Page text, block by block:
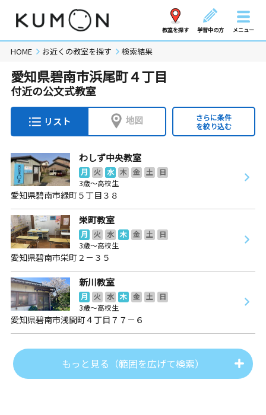
教室を探す 学習中の方 メニュー
HOME お近くの教室を探す 検索結果
愛知県碧南市浜尾町４丁目
付近の公文式教室
リスト 地図
さらに条件
を絞り込む
わしず中央教室
月 火 水 木 金 土
日
3歳～高校生
愛知県碧南市緑町５丁目３８
栄町教室
月 火 水 木 金 土
日
3歳～高校生
愛知県碧南市栄町２－３５
新川教室
月 火 水 木 金 土
日
3歳～高校生
愛知県碧南市浅間町４丁目７７－６
もっと見る（範囲を広げて検索）